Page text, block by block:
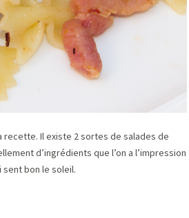
recette. Il existe 2 sortes de salades de
d’ingrédients que l’on a l’impression
bon le soleil.